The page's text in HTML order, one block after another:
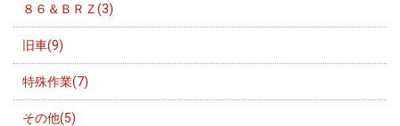
８６＆ＢＲＺ(3)
旧車(9)
特殊作業(7)
その他(5)